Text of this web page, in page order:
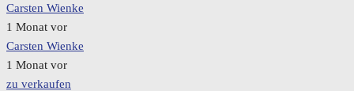
Carsten Wienke
1 Monat vor
Carsten Wienke
1 Monat vor
zu verkaufen